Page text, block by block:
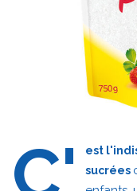
est
sucrées